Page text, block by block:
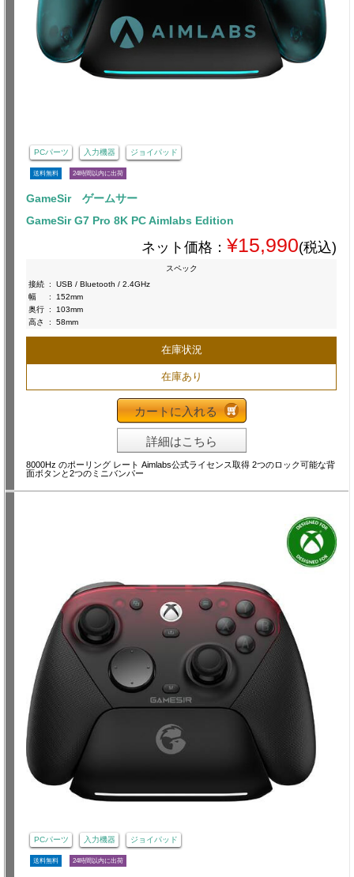
PCパーツ 入力機器 ジョイパッド
送料無料 24時間以内に出荷
GameSir ゲームサー
GameSir G7 Pro 8K PC Aimlabs Edition
ネット価格： ¥15,990(税込)
スペック
接続 :
USB / Bluetooth / 2.4GHz
幅
:
152mm
奥行 :
103mm
高さ
: 58mm
在庫状況
在庫あり
カートに入れる
詳細はこちら
8000Hz のポーリング レート Aimlabs公式ライセンス取得 2つのロック可能な背
面ボタンと2つのミニバンパー
PCパーツ 入力機器 ジョイパッド
送料無料 24時間以内に出荷